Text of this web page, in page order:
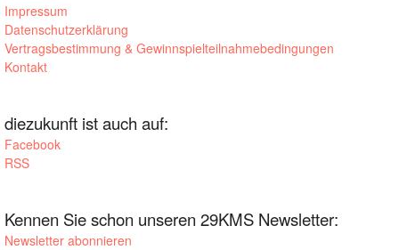
Impressum
Datenschutzerklärung
Vertragsbestimmung & Gewinnspielteilnahmebedingungen
Kontakt
diezukunft ist auch auf:
Facebook
RSS
Kennen Sie schon unseren 29KMS Newsletter:
Newsletter abonnieren